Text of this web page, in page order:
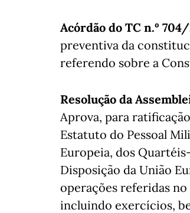
Acórdão do TC n.º
preventiva da
referendo sobre a
Resolução da
Aprova, para
Estatuto do Pessoal
Europeia, dos
Disposição da União
operações referidas no
incluindo exercícios,